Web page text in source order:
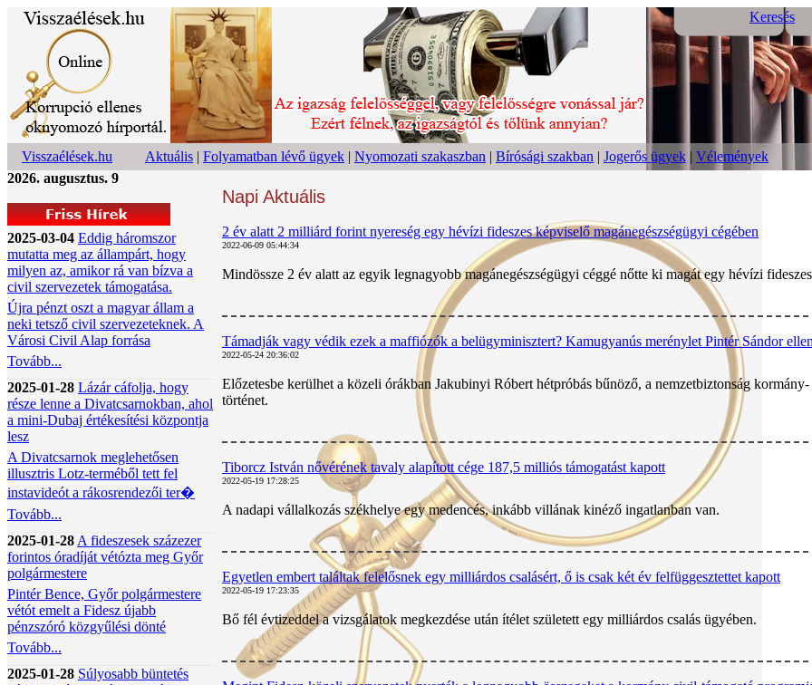
Keresés
Visszaélések.hu Aktuális | Folyamatban lévő ügyek | Nyomozati szakaszban | Bírósági szakban | Jogerős ügyek | Vélemények
2026. augusztus. 9
2025-03-04 Eddig háromszor
mutatta meg az állampárt, hogy
milyen az, amikor rá van bízva a
civil szervezetek támogatása.
Újra pénzt oszt a magyar állam a
neki tetsző civil szervezeteknek. A
Városi Civil Alap forrása
Tovább...
2025-01-28 Lázár cáfolja, hogy
része lenne a Divatcsarnokban, ahol
a mini-Dubaj értékesítési központja
lesz
A Divatcsarnok meglehetősen
illusztris Lotz-terméből tett fel
instavideót a rákosrendezői ter�
Tovább...
2025-01-28 A fideszesek százezer
forintos óradíját vétózta meg Győr
polgármestere
Pintér Bence, Győr polgármestere
vétót emelt a Fidesz újabb
pénzszóró közgyűlési dönté
Tovább...
2025-01-28 Súlyosabb büntetés
Napi Aktuális
2 év alatt 2 milliárd forint nyereség egy hévízi fideszes képviselő magánegészségügyi cégében
2022-06-09 05:44:34
Mindössze 2 év alatt az egyik legnagyobb magánegészségügyi céggé nőtte ki magát egy hévízi
Támadják vagy védik ezek a maffiózók a belügyminisztert? Kamugyanús merénylet Pintér Sándor ellen
2022-05-24 20:36:02
Előzetesbe kerülhet a közeli órákban Jakubinyi Róbert hétpróbás bűnöző, a nemzetbiztonság
történet.
Tiborcz István nővérének tavaly alapított cége 187,5 milliós támogatást kapott
2022-05-19 17:28:25
A nadapi vállalkozás székhelye egy medencés, inkább villának kinéző ingatlanban van.
Egyetlen embert találtak felelősnek egy milliárdos csalásért, ő is csak két év felfüggesztettet kapott
2022-05-19 17:23:35
Bő fél évtizeddel a vizsgálatok megkezdése után ítélet született egy milliárdos csalás ügyében.